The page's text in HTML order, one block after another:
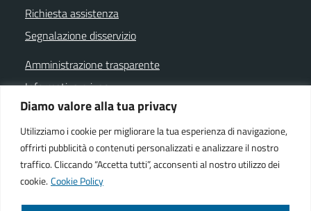
Diamo valore alla tua privacy
Utilizziamo i cookie per migliorare la tua esperienza di navigazione,
offrirti pubblicità o contenuti personalizzati e analizzare il nostro
traffico. Cliccando “Accetta tutti”, acconsenti al nostro utilizzo dei
cookie. Cookie Policy
Richiesta assistenza
Segnalazione disservizio
Amministrazione trasparente
Informativa privacy
Note legali
Dichiarazione di accessibilità
Cookie policy